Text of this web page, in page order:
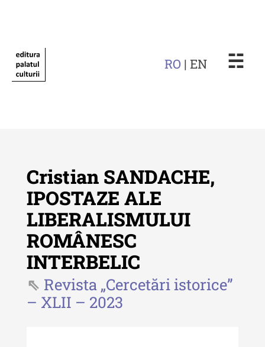
RO | EN ☵
Revista "Cercetări istorice"
Revista "Cercetări istorice" - XLIV
- 2025
Revista "Cercetări istorice" - XLIII
- 2024
Cristian SANDACHE,
IPOSTAZE ALE
LIBERALISMULUI
ROMÂNESC
INTERBELIC
Revista „Cercetări istorice”
– XLII – 2023